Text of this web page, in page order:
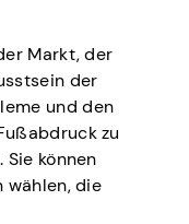
Markt, der
der
und den
zu
können
wählen, die